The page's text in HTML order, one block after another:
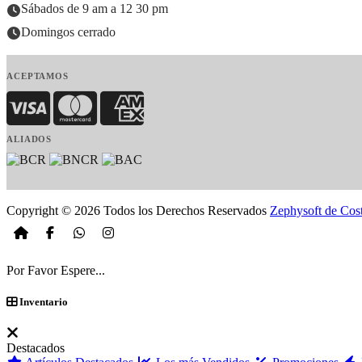
Sábados de 9 am a 12 30 pm
Domingos cerrado
ACEPTAMOS
Visa MasterCardAmerican Express
ALIADOS
Copyright © 2026 Todos los Derechos Reservados Zephysoft de
Por Favor Espere...
Inventario
Destacados